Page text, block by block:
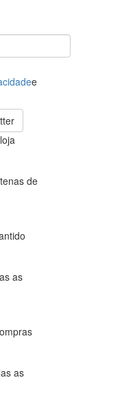
e
de
as
as